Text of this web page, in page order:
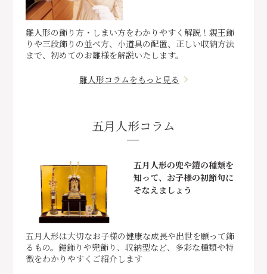
雛人形の飾り方・しまい方をわかりやすく解説！親王飾
りや三段飾りの並べ方、小道具の配置、正しい収納方法
まで、初めてのお雛様を解説いたします。
雛人形コラムをもっと見る
五月人形コラム
五月人形の兜や鎧の種類を
知って、お子様の初節句に
そなえましょう
五月人形は大切なお子様の健康な成長や出世を願って飾
るもの。鎧飾りや兜飾り、収納型など、多彩な種類や特
徴をわかりやすくご紹介します